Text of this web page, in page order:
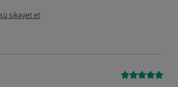
görüşüne göre n.....
şikayet et